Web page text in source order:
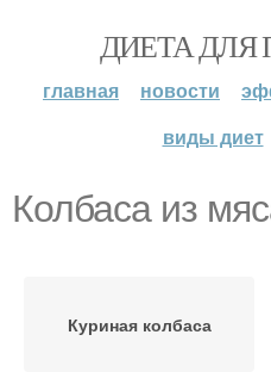
ДИЕТА ДЛЯ
главная новости
виды диет
Колбаса из
Куриная колбаса